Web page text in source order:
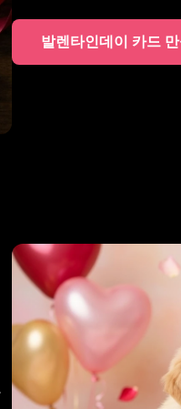
발렌타인데이 카드